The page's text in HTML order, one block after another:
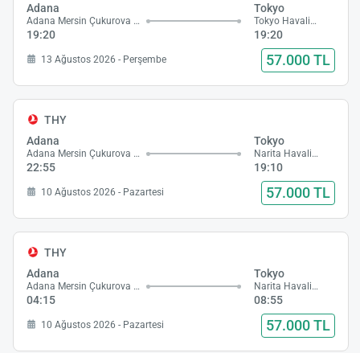
Adana
Adana Mersin Çukurova Havalimanı
19:20
Tokyo
Tokyo Havalimanı
19:20
13 Ağustos 2026 - Perşembe 57.000 TL
THY
Adana
Adana Mersin Çukurova Havalimanı
22:55
Tokyo
Narita Havalimanı
19:10
10 Ağustos 2026 - Pazartesi 57.000 TL
THY
Adana
Adana Mersin Çukurova Havalimanı
04:15
Tokyo
Narita Havalimanı
08:55
10 Ağustos 2026 - Pazartesi 57.000 TL